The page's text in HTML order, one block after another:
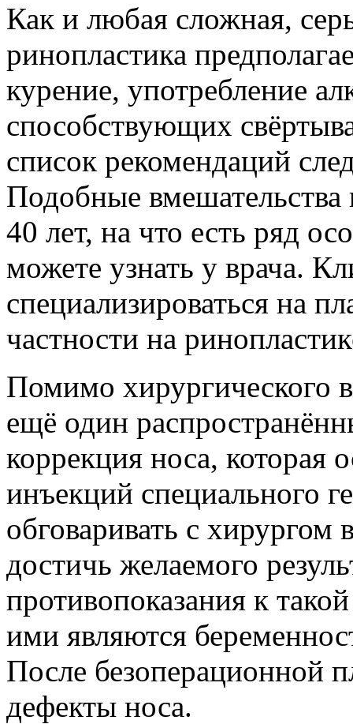
Как и любая сложная,
ринопластика
курение, употребление
способствующих
список рекомендаций
Подобные вмешательства
40 лет, на что есть ряд
можете узнать у врача.
специализироваться на
частности на
Помимо хирургического
ещё один
коррекция носа, которая
инъекций специального
обговаривать с
достичь желаемого
противопоказания к
ими являются
После безоперационной
дефекты носа.